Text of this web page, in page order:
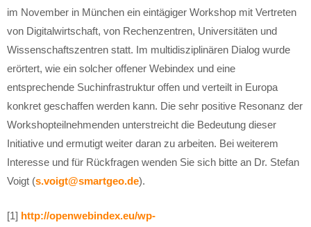
im November in München ein eintägiger Workshop mit Vertreten
von Digitalwirtschaft, von Rechenzentren, Universitäten und
Wissenschaftszentren statt. Im multidisziplinären Dialog wurde
erörtert, wie ein solcher offener Webindex und eine
entsprechende Suchinfrastruktur offen und verteilt in Europa
konkret geschaffen werden kann. Die sehr positive Resonanz der
Workshopteilnehmenden unterstreicht die Bedeutung dieser
Initiative und ermutigt weiter daran zu arbeiten. Bei weiterem
Interesse und für Rückfragen wenden Sie sich bitte an Dr. Stefan
Voigt (s.voigt@smartgeo.de).
[1] http://openwebindex.eu/wp-